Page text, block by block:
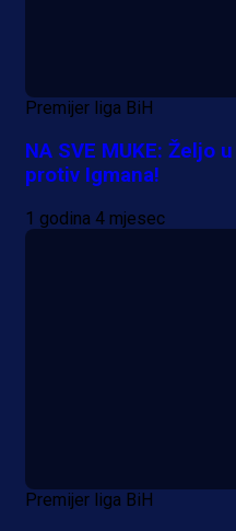
Premijer liga BiH
NA SVE MUKE: Željo
protiv Igmana!
1 godina 4 mjesec
Premijer liga BiH